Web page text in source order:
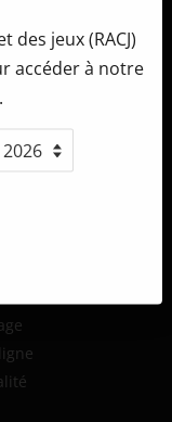
des jeux (RACJ)
accéder à notre